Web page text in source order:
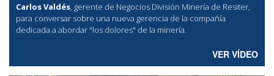
Carlos Valdés , gerente de Negocios División Minería de Resiter,
para conversar sobre una nueva gerencia de la compañía
dedicada a abordar "los dolores" de la minería.
VER VÍDEO